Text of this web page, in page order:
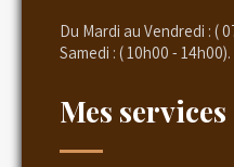
Du Mardi au Vendredi : (
Samedi : ( 10h00 - 14h00).
Mes services